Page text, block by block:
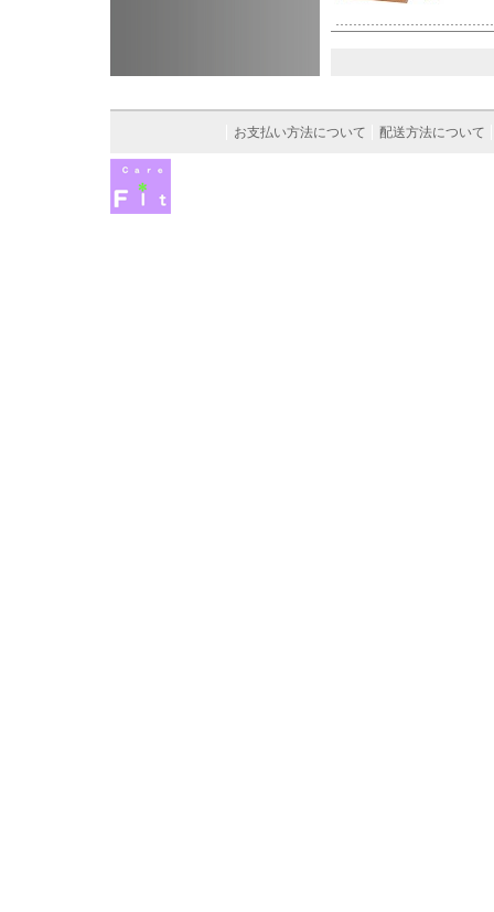
お支払い方法について 配送方法について